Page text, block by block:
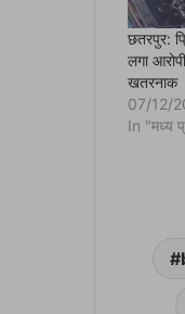
n
n
e
w
w
i
n
d
o
w
छतरपुर:
लगा
खतरनाक
07/12/
In "मध्य